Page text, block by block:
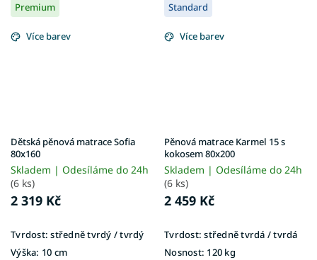
Premium
Více barev
Dětská pěnová matrace Sofia
80x160
Skladem | Odesíláme do 24h
(6 ks)
2 319 Kč
Tvrdost:středně tvrdý / tvrdý
Výška: 10 cm
Standard
Více barev
Pěnová matrace Karmel 15 s
kokosem 80x200
Skladem | Odesíláme do 24h
(6 ks)
2 459 Kč
Tvrdost: středně tvrdá / tvrdá
Nosnost: 120 kg